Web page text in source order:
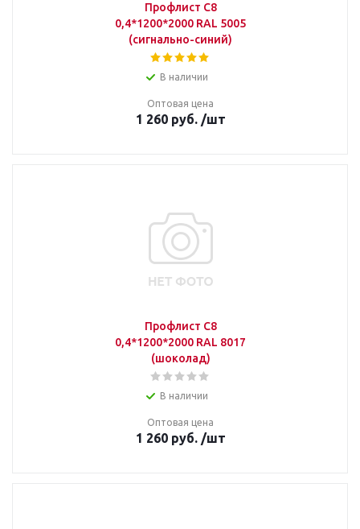
Профлист С8
0,4*1200*2000 RAL 5005
(сигнально-синий)
В наличии
Оптовая цена
1 260руб. /шт
Профлист С8
0,4*1200*2000 RAL 8017
(шоколад)
В наличии
Оптовая цена
1 260руб. /шт